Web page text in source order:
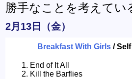
勝手なことを考えて
2月13日（金）
Breakfast With Girls /
End of It All
Kill the Barflies